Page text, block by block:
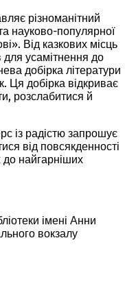
різноманітний
науково-популярної
Від казкових місць
для усамітнення до
добірка літератури
Ця добірка відкриває
розслабитися й
із радістю запрошує
від повсякденності
найгарніших
імені Анни
вокзалу